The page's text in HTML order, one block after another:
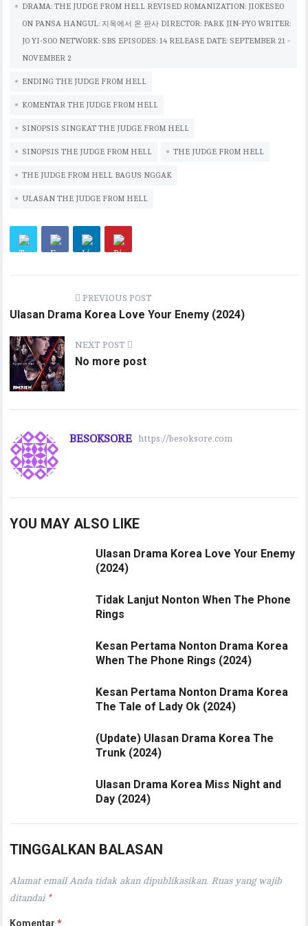
p
p
n
k
DRAMA: THE JUDGE FROM HELL REVISED ROMANIZATION: JIOKESEO
ON PANSA HANGUL: 지옥에서 온 판사 DIRECTOR: PARK JIN-PYO WRITER:
JO YI-SOO NETWORK: SBS EPISODES: 14 RELEASE DATE: SEPTEMBER 21 -
NOVEMBER 2
ENDING THE JUDGE FROM HELL
KOMENTAR THE JUDGE FROM HELL
SINOPSIS SINGKAT THE JUDGE FROM HELL
SINOPSIS THE JUDGE FROM HELL THE JUDGE FROM HELL
THE JUDGE FROM HELL BAGUS NGGAK
ULASAN THE JUDGE FROM HELL
PREVIOUS POST
Ulasan Drama Korea Love Your Enemy (2024)
NEXT POST
No more post
BESOKSORE https://besoksore.com
YOU MAY ALSO LIKE
Ulasan Drama Korea Love Your Enemy
(2024)
Tidak Lanjut Nonton When The Phone
Rings
Kesan Pertama Nonton Drama Korea
When The Phone Rings (2024)
Kesan Pertama Nonton Drama Korea
The Tale of Lady Ok (2024)
(Update) Ulasan Drama Korea The
Trunk (2024)
Ulasan Drama Korea Miss Night and
Day (2024)
TINGGALKAN BALASAN
Alamat email Anda tidak akan dipublikasikan. Ruas yang wajib
ditandai *
Komentar*